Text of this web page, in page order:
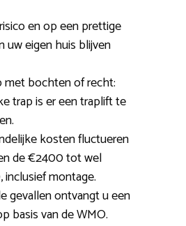
en op een prettige
uw eigen huis blijven
met bochten of recht:
trap is er een traplift te
kosten fluctueren
de €2400 tot wel
montage.
gevallen ontvangt u een
basis van de WMO.